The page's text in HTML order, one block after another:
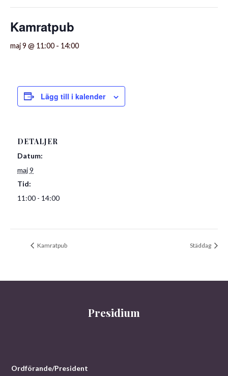
Kamratpub
maj 9 @ 11:00 - 14:00
Lägg till i kalender
DETALJER
Datum:
maj 9
Tid:
11:00 - 14:00
Kamratpub Städdag
Presidium
Ordförande/President